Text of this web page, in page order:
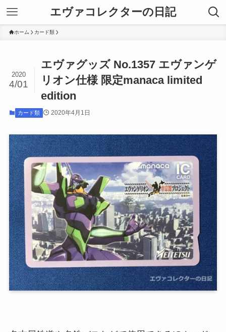
エヴァコレクターの日記
ホーム カード類
エヴァグッズ No.1357 エヴァンゲ
リオン仕様 限定manaca limited
edition
2020
4/01
カード類 2020年4月1日